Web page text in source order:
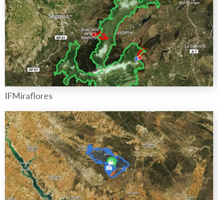
IFMiraflores